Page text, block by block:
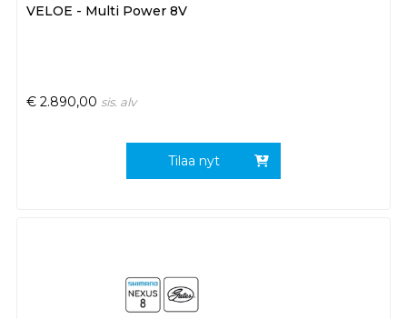
VELOE - Multi Power 8V
€ 2.890,00 sis. alv
Tilaa nyt